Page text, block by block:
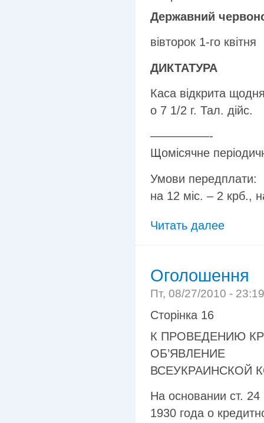
Державний
вівторок 1-го квітня
ДИКТАТУРА
Каса відкрита
о 7 1/2 г. Тал. дійс.
—————-
Щомісячне
Умови передплати:
на 12 міс. – 2 крб.,
Читать далее
Оголошення
Пт, 08/27/2010 -
Сторінка 16
К ПРОВЕДЕНИЮ
ОБ’ЯВЛЕНИЕ
ВСЕУКРАИНСКОЙ
На основании ст.
1930 года о